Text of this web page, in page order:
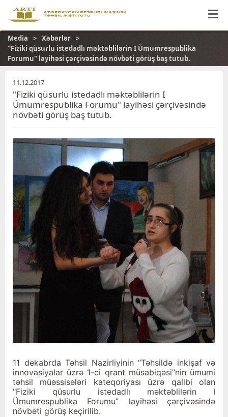
Media
Xəbərlər
"Fiziki qüsurlu istedadlı məktəblilərin I Ümumrespublika
Forumu" layihəsi çərçivəsində növbəti görüş baş tutub.
11.12.2017
"Fiziki qüsurlu istedadlı məktəblilərin I
Ümumrespublika Forumu" layihəsi çərçivəsində
növbəti görüş baş tutub.
11 dekabrda Təhsil Nazirliyinin “Təhsildə inkişaf və
innovasiyalar üzrə 1-ci qrant müsabiqəsi”nin ümumi
təhsil müəssisələri kateqoriyası üzrə qalibi olan
"Fiziki qüsurlu istedadlı məktəblilərin I
Ümumrespublika Forumu” layihəsi çərçivəsində
növbəti görüş keçirilib.